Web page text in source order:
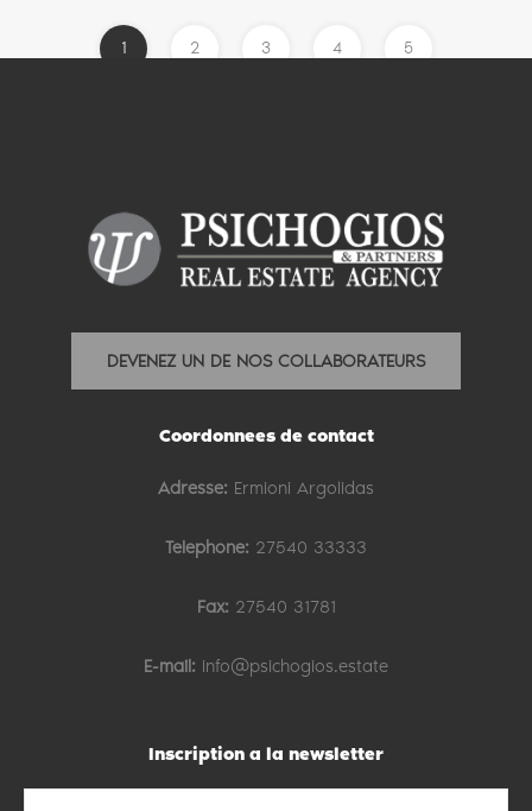
1 2 3 4 5
DEVENEZ UN DE NOS COLLABORATEURS
Coordonnees de contact
Adresse: Ermioni Argolidas
Telephone: 27540 33333
Fax: 27540 31781
E-mail: info@psichogios.estate
Inscription a la newsletter